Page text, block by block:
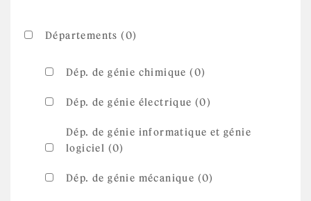
Départements (0)
Dép. de génie chimique (0)
Dép. de génie électrique (0)
Dép. de génie informatique et génie
logiciel (0)
Dép. de génie mécanique (0)